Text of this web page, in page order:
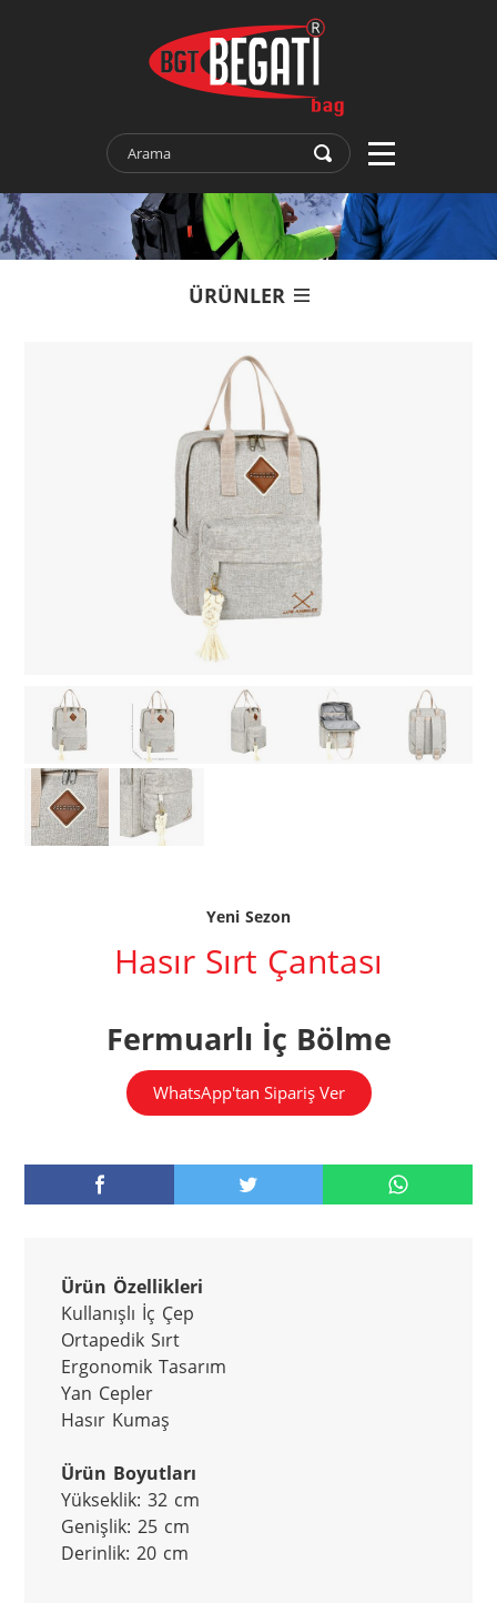
ÜRÜNLER
Yeni Sezon
Hasır Sırt Çantası
Fermuarlı İç Bölme
WhatsApp'tan Sipariş Ver
Ürün Özellikleri
Kullanışlı İç Çep
Ortapedik Sırt
Ergonomik Tasarım
Yan Cepler
Hasır Kumaş
Ürün Boyutları
Yükseklik: 32 cm
Genişlik: 25 cm
Derinlik: 20 cm